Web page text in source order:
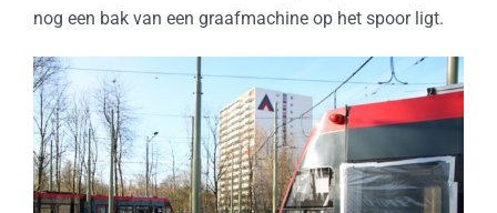
nog een bak van een graafmachine op het spoor ligt.